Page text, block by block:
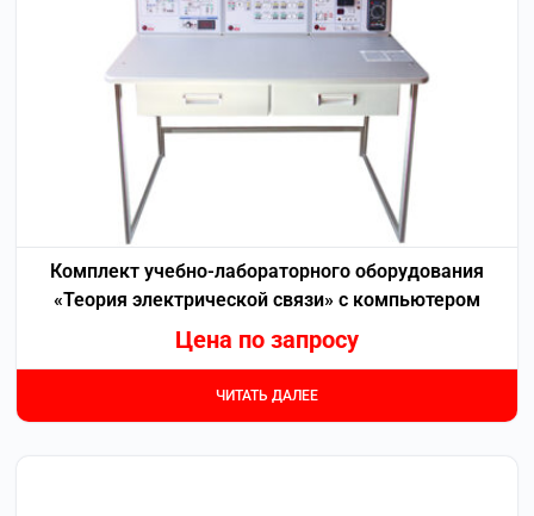
Комплект учебно-лабораторного оборудования
«Теория электрической связи» с компьютером
Цена по запросу
ЧИТАТЬ ДАЛЕЕ